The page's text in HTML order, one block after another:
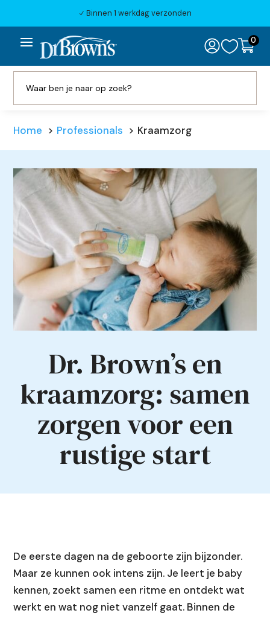
N Binnen 1 werkdag verzonden
 0
Home Professionals Kraamzorg
Dr. Brown’sen
kraamzorg: samen
zorgen voor een
rustige start
De eerste dagen na de geboorte zijn bijzonder.
Maar ze kunnen ook intens zijn. Je leert je baby
kennen, zoekt samen een ritme en ontdekt wat
werkt en wat nog niet vanzelf gaat. Binnen de